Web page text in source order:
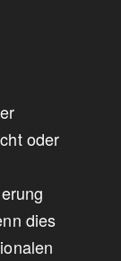
oder
dies